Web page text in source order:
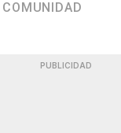
PUBLICIDAD